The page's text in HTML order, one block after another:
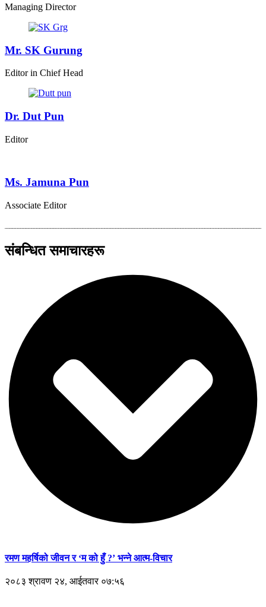
Managing Director
Mr. SK Gurung
Editor in Chief Head
Dr. Dut Pun
Editor
Ms. Jamuna Pun
Associate Editor
संबन्धित समाचारहरू
रमण महर्षिको जीवन र ‘म को हुँ ?’ भन्ने आत्म-विचार
२०८३ श्रावण २४, आईतवार ०७:५६